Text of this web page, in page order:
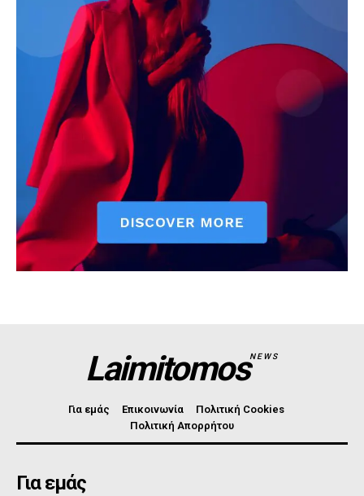
LaimitomosNEWS
Για εμάς Επικοινωνία
Πολιτική Cookies
Πολιτική Απορρήτου
Για εμάς